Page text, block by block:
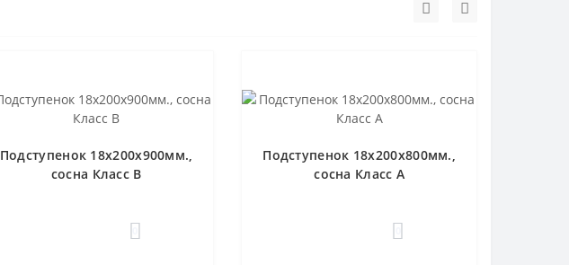
Подступенок 18х200х900мм.,
сосна Класс В
Подступенок 18х200х800мм.,
сосна Класс А